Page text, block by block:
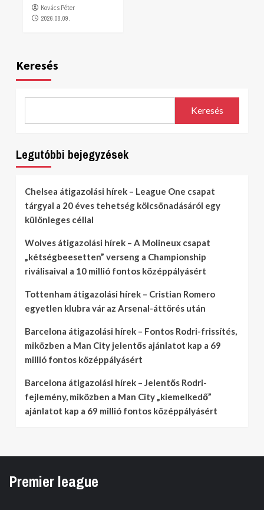
Kovács Péter
2026.08.09.
Keresés
Keresés
Legutóbbi bejegyzések
Chelsea átigazolási hírek – League One csapat
tárgyal a 20 éves tehetség kölcsönadásáról egy
különleges céllal
Wolves átigazolási hírek – A Molineux csapat
„kétségbeesetten” verseng a Championship
riválisaival a 10 millió fontos középpályásért
Tottenham átigazolási hírek – Cristian Romero
egyetlen klubra vár az Arsenal-áttörés után
Barcelona átigazolási hírek – Fontos Rodri-frissítés,
miközben a Man City jelentős ajánlatot kap a 69
millió fontos középpályásért
Barcelona átigazolási hírek – Jelentős Rodri-
fejlemény, miközben a Man City „kiemelkedő”
ajánlatot kap a 69 millió fontos középpályásért
Premier league